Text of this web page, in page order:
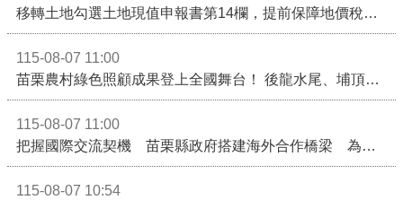
移轉土地勾選土地現值申報書第14欄，提前保障地價稅節稅權益
115-08-07 11:00
苗栗農村綠色照顧成果登上全國舞台！ 後龍水尾、埔頂社區前進2026高齡健康產業博覽會
115-08-07 11:00
把握國際交流契機 苗栗縣政府搭建海外合作橋梁 為在地產業爭取更多國際市場機會
115-08-07 10:54